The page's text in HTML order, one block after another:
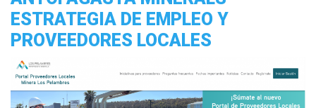
ESTRATEGIA DE EMPLEO Y
PROVEEDORES LOCALES